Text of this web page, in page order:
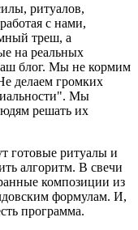
ритуалов,
с нами,
треш, а
на реальных
блог. Мы не кормим
делаем громких
Мы
решать их
готовые ритуалы и
алгоритм. В свечи
композиции из
формулам. И,
программа.